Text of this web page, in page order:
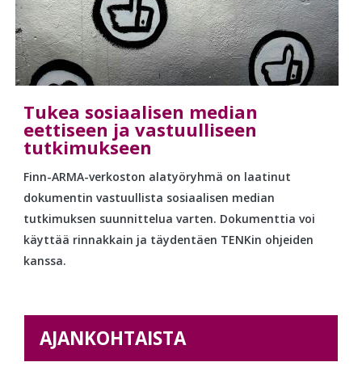
Tukea sosiaalisen median
eettiseen ja vastuulliseen
tutkimukseen
Finn-ARMA-verkoston alatyöryhmä on laatinut
dokumentin vastuullista sosiaalisen median
tutkimuksen suunnittelua varten. Dokumenttia voi
käyttää rinnakkain ja täydentäen TENKin ohjeiden
kanssa.
AJANKOHTAISTA